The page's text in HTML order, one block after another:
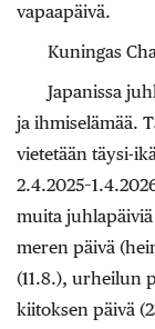
vapaapäivä.
Kuningas
Japanissa
ja ihmiselämää.
vietetään täysi-
muita juhlapäiviä
meren päivä
(11.8.), urheilun
kiitoksen päivä